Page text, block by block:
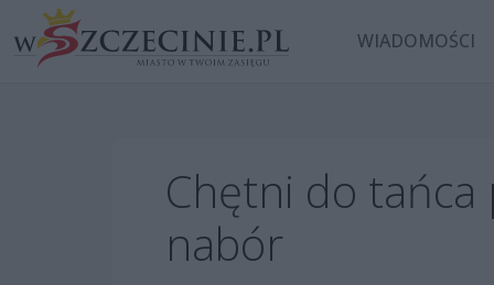
WIADOMOŚCI
Chętni do tańca
nabór